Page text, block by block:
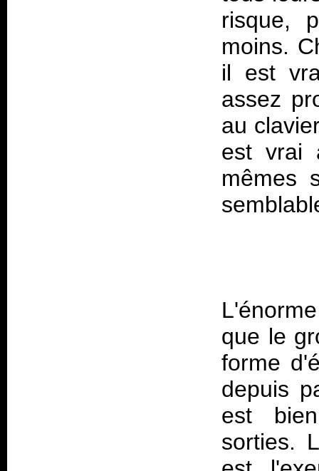
risque,
moins.
il est
assez
au
est vrai
mêmes
que le
forme
depuis
est
sorties.